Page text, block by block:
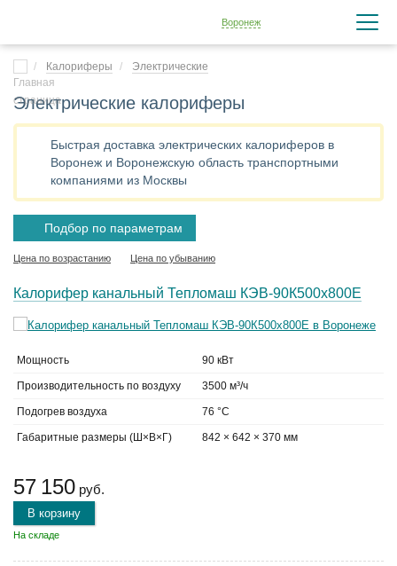
Воронеж
Калориферы Электрические
Электрические калориферы
Быстрая доставка электрических калориферов в
Воронеж и Воронежскую область транспортными
компаниями из Москвы
Подбор по параметрам
Цена по возрастанию Цена по убыванию
Калорифер канальный Тепломаш КЭВ-90К500х800Е
Мощность 90 кВт
Производительность по воздуху 3500 м³/ч
Подогрев воздуха 76 °C
Габаритные размеры (Ш×В×Г) 842 × 642 × 370 мм
57 150 руб.
В корзину
На складе